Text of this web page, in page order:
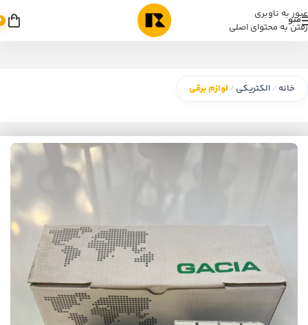
عبور به ناوبری
رفتن به محتوای اصلی
منو
خانه / الکتریکی / لوازم برقی